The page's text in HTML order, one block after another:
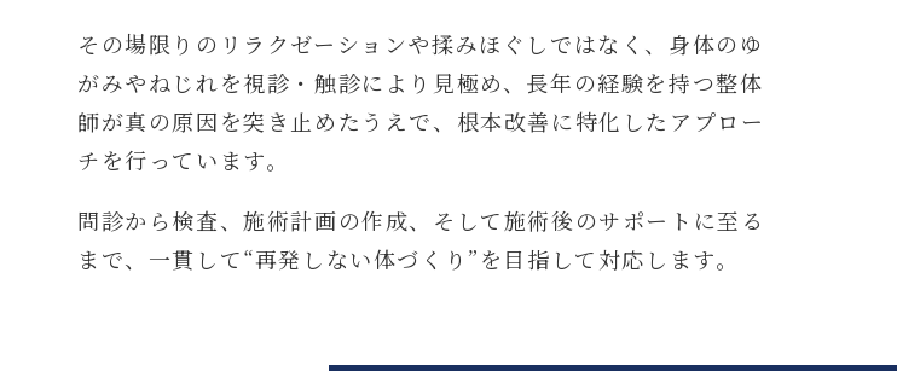
その場限りのリラクゼーションや揉みほぐしではなく、身体のゆ
がみやねじれを視診・触診により見極め、長年の経験を持つ整体
師が真の原因を突き止めたうえで、根本改善に特化したアプロー
チを行っています。
問診から検査、施術計画の作成、そして施術後のサポートに至る
まで、一貫して“再発しない体づくり”を目指して対応します。